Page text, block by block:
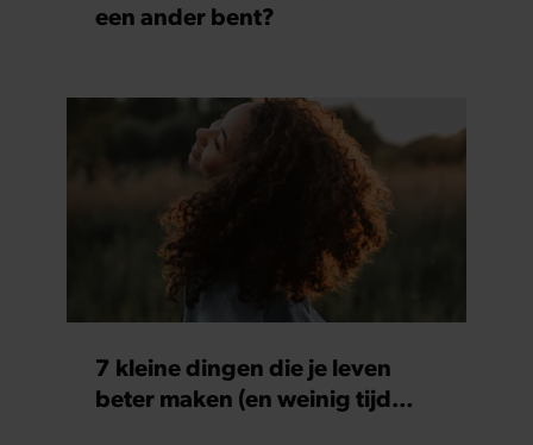
een ander bent?
7 kleine dingen die je leven
beter maken (en weinig tijd